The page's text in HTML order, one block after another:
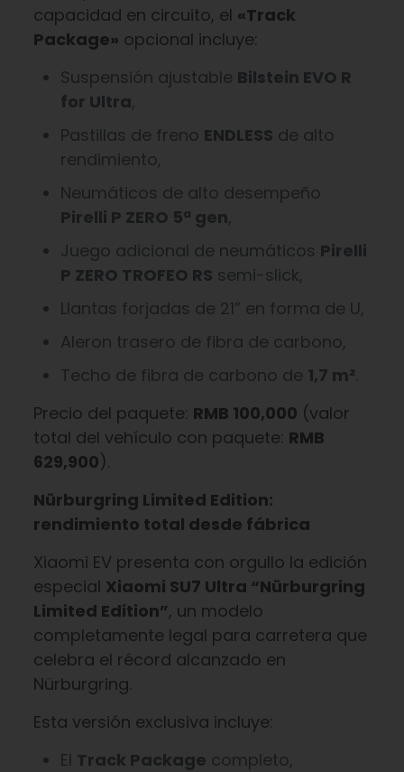
capacidad en circuito, el «Track
Package» opcional incluye:
Suspensión ajustable Bilstein EVO R
for Ultra,
Pastillas de freno ENDLESS de alto
rendimiento,
Neumáticos de alto desempeño
Pirelli P ZERO 5ª gen,
Juego adicional de neumáticos Pirelli
P ZERO TROFEO RS semi-slick,
Llantas forjadas de 21” en forma de U,
Aleron trasero de fibra de carbono,
Techo de fibra de carbono de 1,7 m².
Precio del paquete: RMB 100,000 (valor
total del vehículo con paquete: RMB
629,900).
Nürburgring Limited Edition:
rendimiento total desde fábrica
Xiaomi EV presenta con orgullo la edición
especial Xiaomi SU7 Ultra “Nürburgring
Limited Edition”, un modelo
completamente legal para carretera que
celebra el récord alcanzado en
Nürburgring.
Esta versión exclusiva incluye:
El Track Package completo,